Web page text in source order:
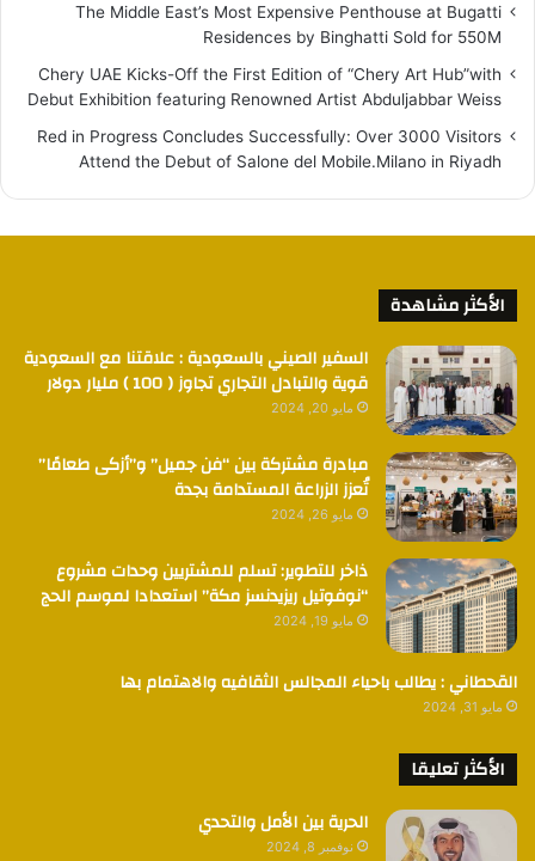
The Middle East’s Most Expensive Penthouse at Bugatti
Residences by Binghatti Sold for 550M
Chery UAE Kicks-Off the First Edition of “Chery Art Hub”with
Debut Exhibition featuring Renowned Artist Abduljabbar Weiss
Red in Progress Concludes Successfully: Over 3000 Visitors
Attend the Debut of Salone del Mobile.Milano in Riyadh
الأكثر مشاهدة
السفير الصيني بالسعودية : علاقتنا مع السعودية
قوية والتبادل التجاري تجاوز ( 100 ) مليار دولار
مايو 20, 2024
مبادرة مشتركة بين “فن جميل” و”أزكى طعامًا”
تُعزز الزراعة المستدامة بجدة
مايو 26, 2024
ذاخر للتطوير: تسلم للمشتريين وحدات مشروع
“نوفوتيل ريزيدنسز مكة” استعدادا لموسم الحج
مايو 19, 2024
القحطاني : يطالب باحياء المجالس الثقافيه والاهتمام بها
مايو 31, 2024
الأكثر تعليقا
الحرية بين الأمل والتحدي
نوفمبر 8, 2024